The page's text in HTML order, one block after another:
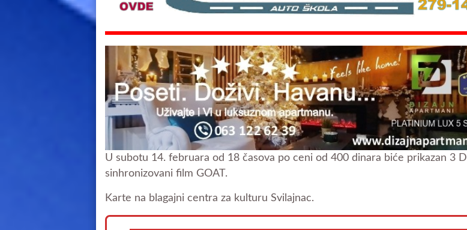
U subotu 14. februara od 18 časova po ceni od 400 dinara biće prikazan 3 D
sinhronizovani film GOAT.
Karte na blagajni centra za kulturu Svilajnac.